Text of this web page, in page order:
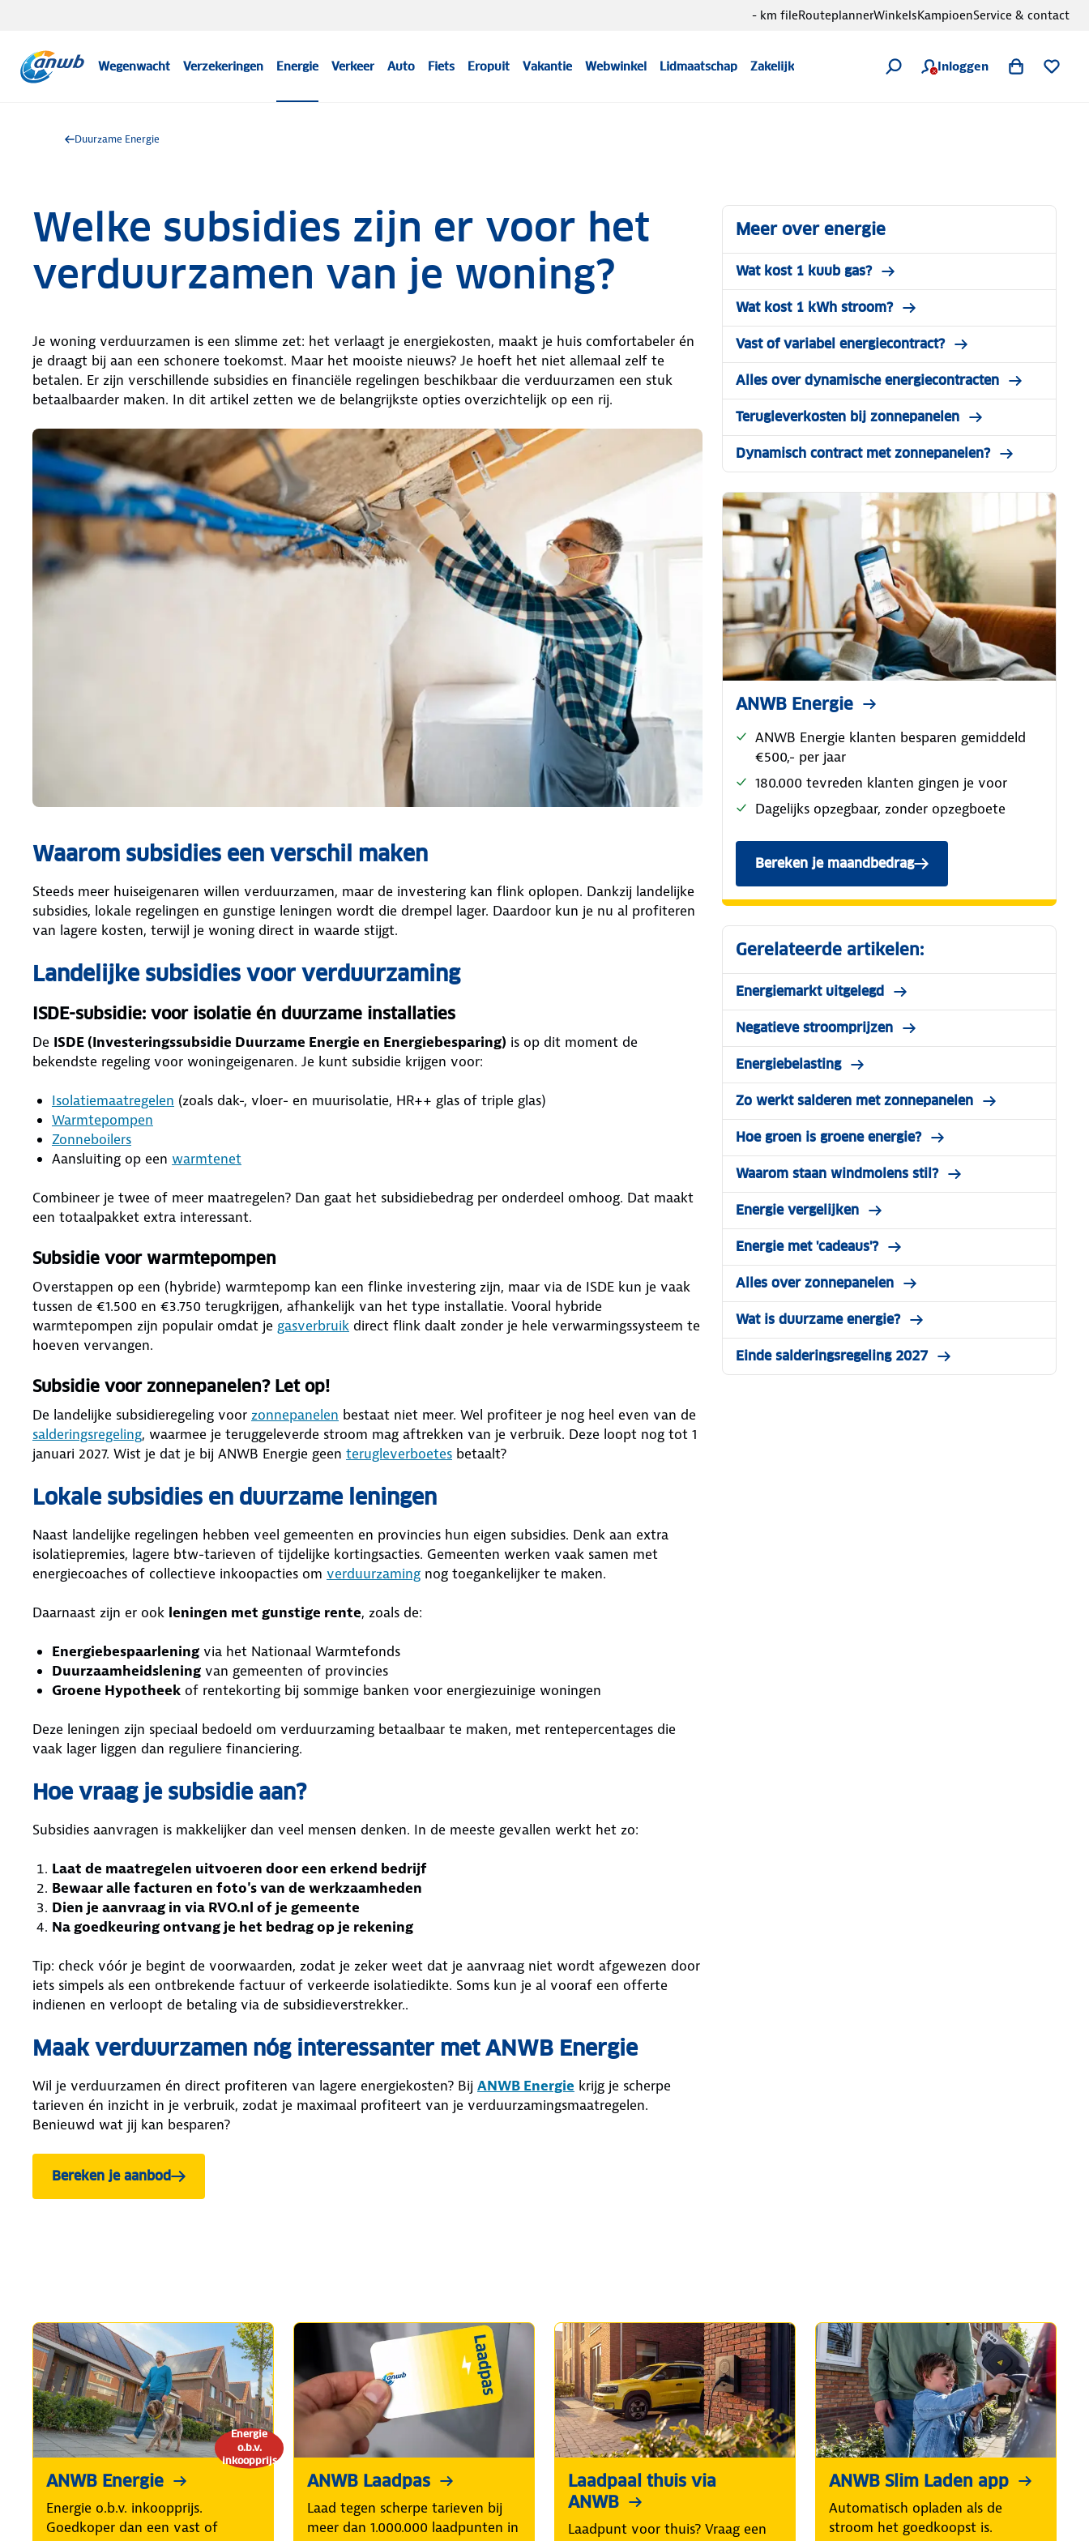
Wegenwacht Verzekeringen Energie Verkeer Auto Fiets Eropuit Vakantie Webwinkel Lidmaatschap Zakelijk Inloggen
- km fileRouteplannerWinkelsKampioenService & contact
Duurzame Energie
Welke subsidies zijn er voor het
verduurzamen van je woning?
Je woning verduurzamen is een slimme zet: het verlaagt je energiekosten, maakt je huis comfortabeler én
je draagt bij aan een schonere toekomst. Maar het mooiste nieuws? Je hoeft het niet allemaal zelf te
betalen. Er zijn verschillende subsidies en financiële regelingen beschikbaar die verduurzamen een stuk
betaalbaarder maken. In dit artikel zetten we de belangrijkste opties overzichtelijk op een rij.
Waarom subsidies een verschil maken
Steeds meer huiseigenaren willen verduurzamen, maar de investering kan flink oplopen. Dankzij landelijke
subsidies, lokale regelingen en gunstige leningen wordt die drempel lager. Daardoor kun je nu al profiteren
van lagere kosten, terwijl je woning direct in waarde stijgt.
Landelijke subsidies voor verduurzaming
ISDE-subsidie: voor isolatie én duurzame installaties
De ISDE (Investeringssubsidie Duurzame Energie en Energiebesparing) is op dit moment de
bekendste regeling voor woningeigenaren. Je kunt subsidie krijgen voor:
Isolatiemaatregelen (zoals dak-, vloer- en muurisolatie, HR++ glas of triple glas)
Warmtepompen
Zonneboilers
Aansluiting op een warmtenet
Combineer je twee of meer maatregelen? Dan gaat het subsidiebedrag per onderdeel omhoog. Dat maakt
een totaalpakket extra interessant.
Subsidie voor warmtepompen
Overstappen op een (hybride) warmtepomp kan een flinke investering zijn, maar via de ISDE kun je vaak
tussen de €1.500 en €3.750 terugkrijgen, afhankelijk van het type installatie. Vooral hybride
warmtepompen zijn populair omdat je gasverbruik direct flink daalt zonder je hele verwarmingssysteem te
hoeven vervangen.
Subsidie voor zonnepanelen? Let op!
De landelijke subsidieregeling voor zonnepanelen bestaat niet meer. Wel profiteer je nog heel even van de
salderingsregeling, waarmee je teruggeleverde stroom mag aftrekken van je verbruik. Deze loopt nog tot 1
januari 2027. Wist je dat je bij ANWB Energie geen terugleverboetes betaalt?
Lokale subsidies en duurzame leningen
Naast landelijke regelingen hebben veel gemeenten en provincies hun eigen subsidies. Denk aan extra
isolatiepremies, lagere btw-tarieven of tijdelijke kortingsacties. Gemeenten werken vaak samen met
energiecoaches of collectieve inkoopacties om verduurzaming nog toegankelijker te maken.
Daarnaast zijn er ook leningen met gunstige rente, zoals de:
Energiebespaarlening via het Nationaal Warmtefonds
Duurzaamheidslening van gemeenten of provincies
Groene Hypotheek of rentekorting bij sommige banken voor energiezuinige woningen
Deze leningen zijn speciaal bedoeld om verduurzaming betaalbaar te maken, met rentepercentages die
vaak lager liggen dan reguliere financiering.
Hoe vraag je subsidie aan?
Subsidies aanvragen is makkelijker dan veel mensen denken. In de meeste gevallen werkt het zo:
Laat de maatregelen uitvoeren door een erkend bedrijf
Bewaar alle facturen en foto's van de werkzaamheden
Dien je aanvraag in via RVO.nl of je gemeente
Na goedkeuring ontvang je het bedrag op je rekening
Tip: check vóór je begint de voorwaarden, zodat je zeker weet dat je aanvraag niet wordt afgewezen door
iets simpels als een ontbrekende factuur of verkeerde isolatiedikte. Soms kun je al vooraf een offerte
indienen en verloopt de betaling via de subsidieverstrekker..
Maak verduurzamen nóg interessanter met ANWB Energie
Wil je verduurzamen én direct profiteren van lagere energiekosten? Bij ANWB Energie krijg je scherpe
tarieven én inzicht in je verbruik, zodat je maximaal profiteert van je verduurzamingsmaatregelen.
Benieuwd wat jij kan besparen?
Bereken je aanbod
Meer over energie
Wat kost 1 kuub gas?
Wat kost 1 kWh stroom?
Vast of variabel energiecontract?
Alles over dynamische energiecontracten
Terugleverkosten bij zonnepanelen
Dynamisch contract met zonnepanelen?
ANWB Energie
ANWB Energie klanten besparen gemiddeld
€500,- per jaar
180.000 tevreden klanten gingen je voor
Dagelijks opzegbaar, zonder opzegboete
Bereken je maandbedrag
Gerelateerde artikelen:
Energiemarkt uitgelegd
Negatieve stroomprijzen
Energiebelasting
Zo werkt salderen met zonnepanelen
Hoe groen is groene energie?
Waarom staan windmolens stil?
Energie vergelijken
Energie met 'cadeaus'?
Alles over zonnepanelen
Wat is duurzame energie?
Einde salderingsregeling 2027
Energie
o.b.v.
inkoopprijs
ANWB Energie
Energie o.b.v. inkoopprijs.
Goedkoper dan een vast of
ANWB Laadpas
Laad tegen scherpe tarieven bij
meer dan 1.000.000 laadpunten in
Laadpaal thuis via
ANWB
Laadpunt voor thuis? Vraag een
ANWB Slim Laden app
Automatisch opladen als de
stroom het goedkoopst is.